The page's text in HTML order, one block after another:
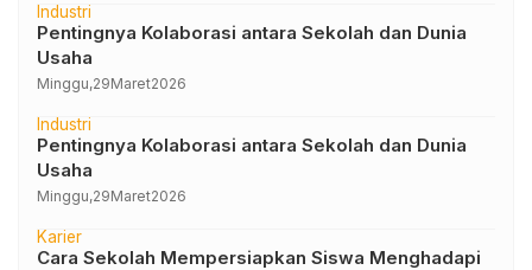
Industri
Pentingnya Kolaborasi antara Sekolah dan Dunia
Usaha
Minggu,29Maret2026
Industri
Pentingnya Kolaborasi antara Sekolah dan Dunia
Usaha
Minggu,29Maret2026
Karier
Cara Sekolah Mempersiapkan Siswa Menghadapi